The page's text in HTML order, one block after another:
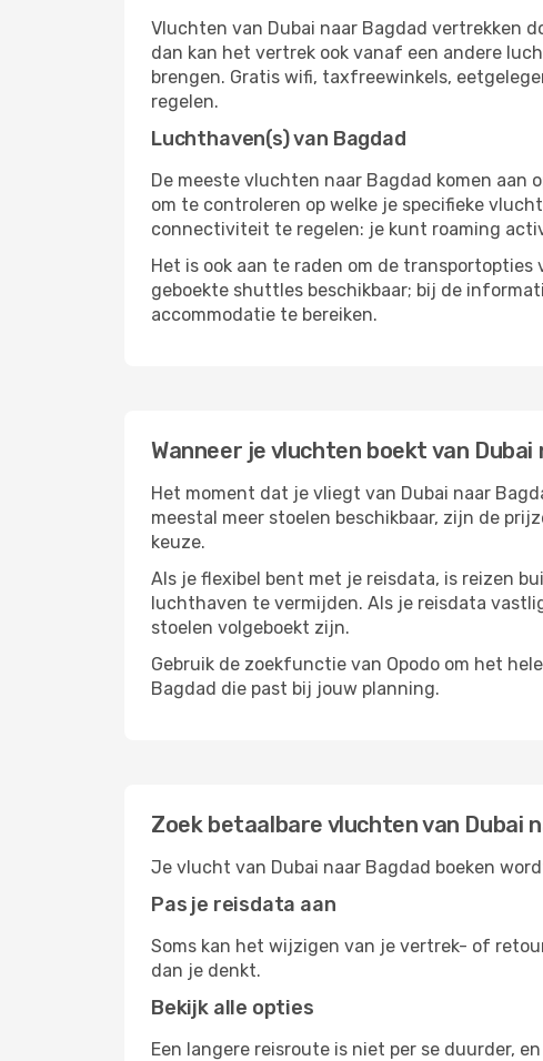
Vluchten van Dubai naar Bagdad vertrekken
dan kan het vertrek ook vanaf een andere
brengen. Gratis wifi, taxfreewinkels,
regelen.
Luchthaven(s) van Bagdad
De meeste vluchten naar Bagdad komen aan
om te controleren op welke je specifieke
connectiviteit te regelen: je kunt roaming
Het is ook aan te raden om de
geboekte shuttles beschikbaar; bij de
accommodatie te bereiken.
Wanneer je vluchten boekt van Dubai
Het moment dat je vliegt van Dubai naar
meestal meer stoelen beschikbaar, zijn de
keuze.
Als je flexibel bent met je reisdata, is reizen
luchthaven te vermijden. Als je reisdata
stoelen volgeboekt zijn.
Gebruik de zoekfunctie van Opodo om het
Bagdad die past bij jouw planning.
Zoek betaalbare vluchten van Dubai
Je vlucht van Dubai naar Bagdad boeken
Pas je reisdata aan
Soms kan het wijzigen van je vertrek- of
dan je denkt.
Bekijk alle opties
Een langere reisroute is niet per se duurder,